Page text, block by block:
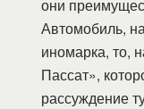
они
Автомобиль,
иномарка, то,
Пассат»,
рассуждение